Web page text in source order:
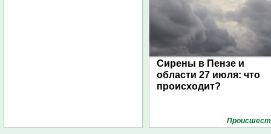
Сирены в Пензе и
области 27 июля: что
происходит?